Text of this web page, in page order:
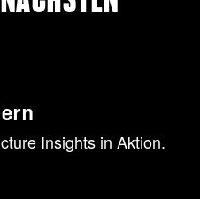
Insights in Aktion.